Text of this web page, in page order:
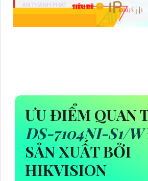
ƯU ĐIỂM QUAN
DS-7104NI-S1/W
SẢN XUẤT BỞI
HIKVISION